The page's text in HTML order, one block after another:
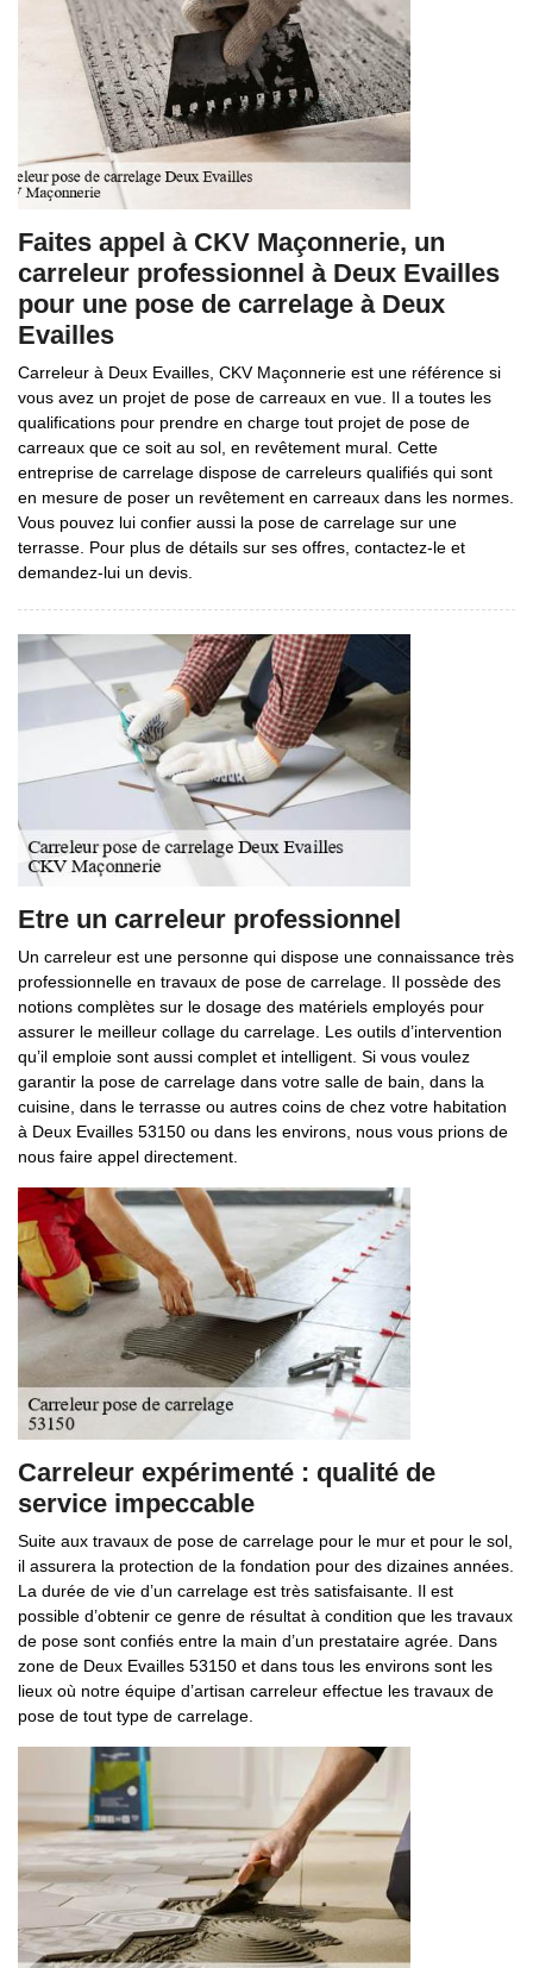
Faites appel à CKV Maçonnerie, un
carreleur professionnel à Deux Evailles
pour une pose de carrelage à Deux
Evailles
Carreleur à Deux Evailles, CKV Maçonnerie est une référence si
vous avez un projet de pose de carreaux en vue. Il a toutes les
qualifications pour prendre en charge tout projet de pose de
carreaux que ce soit au sol, en revêtement mural. Cette
entreprise de carrelage dispose de carreleurs qualifiés qui sont
en mesure de poser un revêtement en carreaux dans les normes.
Vous pouvez lui confier aussi la pose de carrelage sur une
terrasse. Pour plus de détails sur ses offres, contactez-le et
demandez-lui un devis.
Etre un carreleur professionnel
Un carreleur est une personne qui dispose une connaissance très
professionnelle en travaux de pose de carrelage. Il possède des
notions complètes sur le dosage des matériels employés pour
assurer le meilleur collage du carrelage. Les outils d’intervention
qu’il emploie sont aussi complet et intelligent. Si vous voulez
garantir la pose de carrelage dans votre salle de bain, dans la
cuisine, dans le terrasse ou autres coins de chez votre habitation
à Deux Evailles 53150 ou dans les environs, nous vous prions de
nous faire appel directement.
Carreleur expérimenté : qualité de
service impeccable
Suite aux travaux de pose de carrelage pour le mur et pour le sol,
il assurera la protection de la fondation pour des dizaines années.
La durée de vie d’un carrelage est très satisfaisante. Il est
possible d’obtenir ce genre de résultat à condition que les travaux
de pose sont confiés entre la main d’un prestataire agrée. Dans
zone de Deux Evailles 53150 et dans tous les environs sont les
lieux où notre équipe d’artisan carreleur effectue les travaux de
pose de tout type de carrelage.